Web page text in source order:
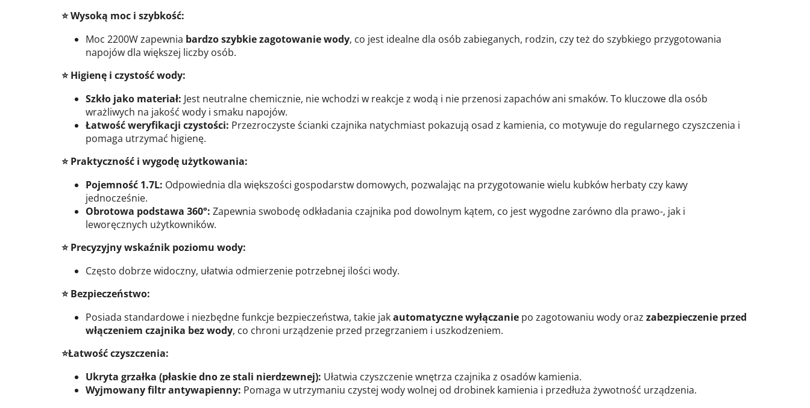
⭐ Wysoką moc i szybkość:
Moc 2200W zapewnia bardzo szybkie zagotowanie wody, co jest idealne dla osób zabieganych, rodzin, czy też do szybkiego przygotowania
napojów dla większej liczby osób.
⭐ Higienę i czystość wody:
Szkło jako materiał: Jest neutralne chemicznie, nie wchodzi w reakcje z wodą i nie przenosi zapachów ani smaków. To kluczowe dla osób
wrażliwych na jakość wody i smaku napojów.
Łatwość weryfikacji czystości: Przezroczyste ścianki czajnika natychmiast pokazują osad z kamienia, co motywuje do regularnego czyszczenia i
pomaga utrzymać higienę.
⭐ Praktyczność i wygodę użytkowania:
Pojemność 1.7L: Odpowiednia dla większości gospodarstw domowych, pozwalając na przygotowanie wielu kubków herbaty czy kawy
jednocześnie.
Obrotowa podstawa 360°: Zapewnia swobodę odkładania czajnika pod dowolnym kątem, co jest wygodne zarówno dla prawo-, jak i
leworęcznych użytkowników.
⭐ Precyzyjny wskaźnik poziomu wody:
Często dobrze widoczny, ułatwia odmierzenie potrzebnej ilości wody.
⭐ Bezpieczeństwo:
Posiada standardowe i niezbędne funkcje bezpieczeństwa, takie jakautomatyczne wyłączanie po zagotowaniu wody oraz zabezpieczenie przed
włączeniem czajnika bez wody, co chroni urządzenie przed przegrzaniem i uszkodzeniem.
⭐Łatwość czyszczenia:
Ukryta grzałka (płaskie dno ze stali nierdzewnej): Ułatwia czyszczenie wnętrza czajnika z osadów kamienia.
Wyjmowany filtr antywapienny: Pomaga w utrzymaniu czystej wody wolnej od drobinek kamienia i przedłuża żywotność urządzenia.